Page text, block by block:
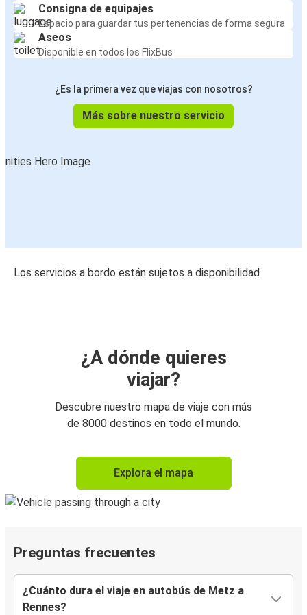
Consigna de equipajes
Espacio para guardar tus pertenencias de forma segura
Aseos
Disponible en todos los FlixBus
¿Es la primera vez que viajas con nosotros?
Más sobre nuestro servicio
Los servicios a bordo están sujetos a disponibilidad
¿A dónde quieres
viajar?
Descubre nuestro mapa de viaje con más
de 8000 destinos en todo el mundo.
Explora el mapa
Preguntas frecuentes
¿Cuánto dura el viaje en autobús de Metz a
Rennes?